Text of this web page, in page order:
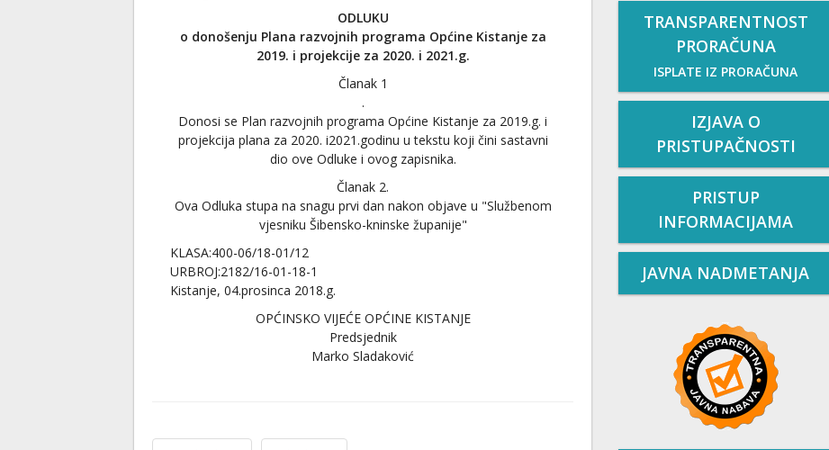
ODLUKU
o donošenju Plana razvojnih programa Općine Kistanje za
2019. i projekcije za 2020. i 2021.g.
Članak 1
.
Donosi se Plan razvojnih programa Općine Kistanje za 2019.g. i
projekcija plana za 2020. i2021.godinu u tekstu koji čini sastavni
dio ove Odluke i ovog zapisnika.
Članak 2.
Ova Odluka stupa na snagu prvi dan nakon objave u "Službenom
vjesniku Šibensko-kninske županije"
KLASA:400-06/18-01/12
URBROJ:2182/16-01-18-1
Kistanje, 04.prosinca 2018.g.
OPĆINSKO VIJEĆE OPĆINE KISTANJE
Predsjednik
Marko Sladaković
TRANSPARENTNOST
PRORAČUNA
ISPLATE IZ PRORAČUNA
IZJAVA O
PRISTUPAČNOSTI
PRISTUP
INFORMACIJAMA
JAVNA NADMETANJA